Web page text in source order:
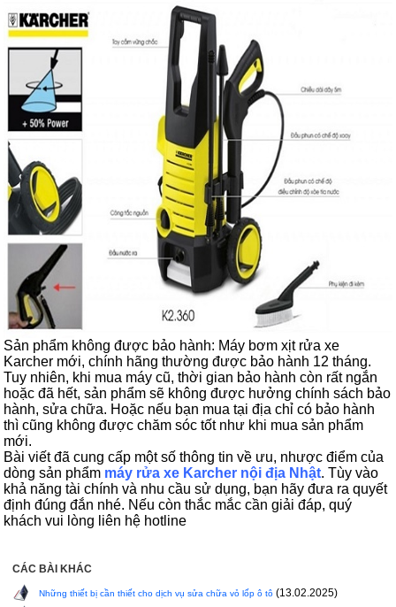
Sản phẩm không được bảo hành: Máy bơm xịt rửa xe
Karcher mới, chính hãng thường được bảo hành 12 tháng.
Tuy nhiên, khi mua máy cũ, thời gian bảo hành còn rất ngắn
hoặc đã hết, sản phẩm sẽ không được hưởng chính sách bảo
hành, sửa chữa. Hoặc nếu bạn mua tại địa chỉ có bảo hành
thì cũng không được chăm sóc tốt như khi mua sản phẩm
mới.
Bài viết đã cung cấp một số thông tin về ưu, nhược điểm của
dòng sản phẩm máy rửa xe Karcher nội địa Nhật. Tùy vào
khả năng tài chính và nhu cầu sử dụng, bạn hãy đưa ra quyết
định đúng đắn nhé. Nếu còn thắc mắc cần giải đáp, quý
khách vui lòng liên hệ hotline
CÁC BÀI KHÁC
Những thiết bị cần thiết cho dịch vụ sửa chữa vỏ lốp ô tô (13.02.2025)